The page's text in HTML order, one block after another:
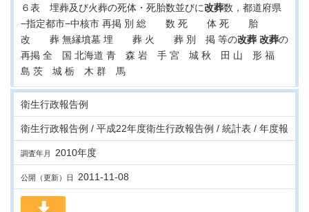
６表 埋葬及び火葬の死体・死胎数並びに改葬数，都道府県
−指定都市−中核市 再掲 別 総 数 死 体 死 胎
改 葬 無縁墳墓 埋 葬 火 葬 別 掲 等の改葬 改葬の
再掲 全 国 北海道 青 森 岩 手 宮 城 秋 田 山 形 福
島 茨 城 栃 木 群 馬
衛生行政報告例
衛生行政報告例 / 平成22年度衛生行政報告例 / 統計表 / 年度報
調査年月 2010年度
公開（更新）日 2011-11-08